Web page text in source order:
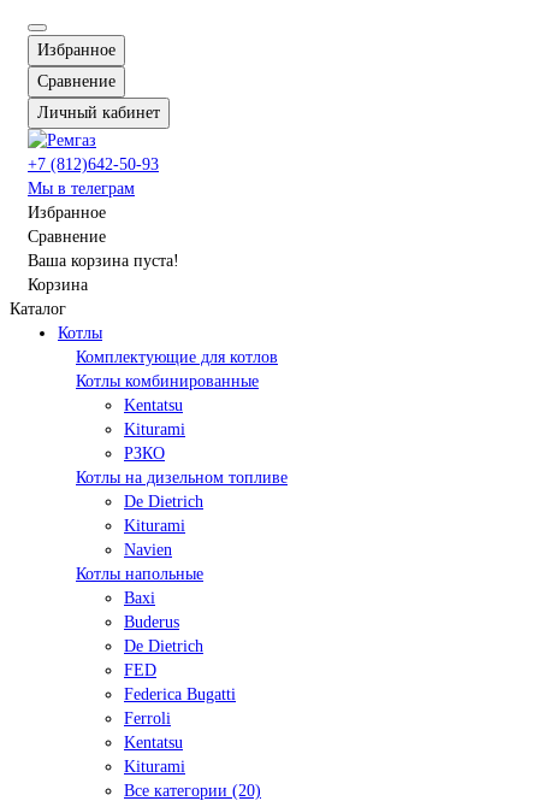
Избранное
Сравнение
Личный кабинет
+7 (812)642-50-93
Мы в телеграм
Избранное
Сравнение
Ваша корзина пуста!
Корзина
Каталог
Котлы
Комплектующие для котлов
Котлы комбинированные
Kentatsu
Kiturami
РЗКО
Котлы на дизельном топливе
De Dietrich
Kiturami
Navien
Котлы напольные
Baxi
Buderus
De Dietrich
FED
Federica Bugatti
Ferroli
Kentatsu
Kiturami
Все категории (20)